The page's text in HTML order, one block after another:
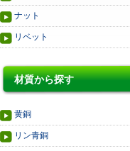
ナット
リベット
材質から探す
黄銅
リン青銅